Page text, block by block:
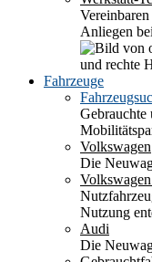
Anliegen
Fahrzeuge
Gebrauchte
Volkswagen
Die
Nutzung
Audi
Die